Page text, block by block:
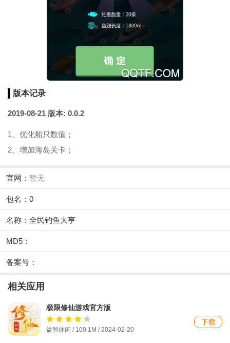
版本记录
2019-08-21 版本: 0.0.2
1、优化船只数值；
2、增加海岛关卡；
官网： 暂无
包名：0
名称：全民钓鱼大亨
MD5：
备案号：
相关应用
极限修仙游戏官方版
益智休闲 / 100.1M / 2024-02-20
下载